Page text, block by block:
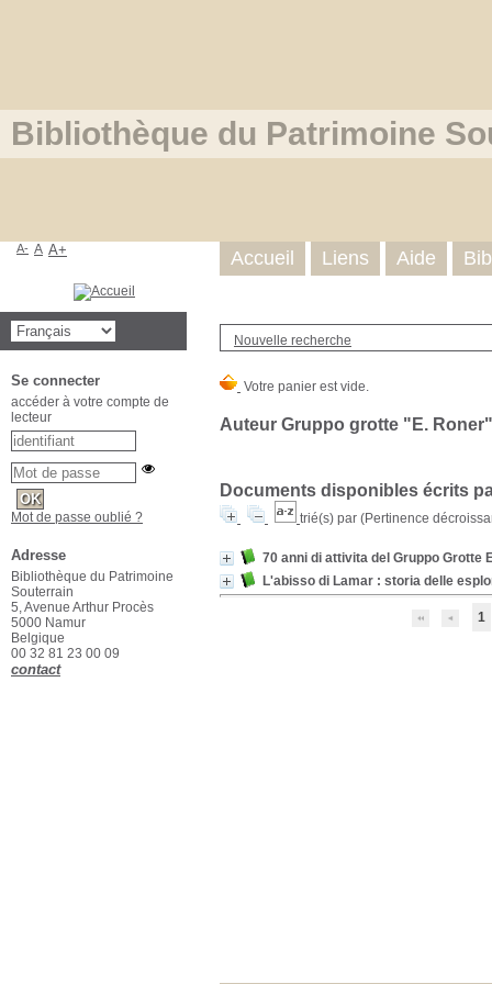
Bibliothèque du Patrimoine
Nouvelle recherche
Auteur Gruppo grotte "E.
Documents disponibles écrits
trié(s) par (Pertinence
70 anni di attivita del Gruppo Grotte
L'abisso di Lamar : storia delle
1
Accueil Liens Aide
A- A A+
Se connecter
accéder à votre compte de
lecteur
Mot de passe oublié ?
Adresse
Bibliothèque du Patrimoine
Souterrain
5, Avenue Arthur Procès
5000 Namur
Belgique
00 32 81 23 00 09
contact